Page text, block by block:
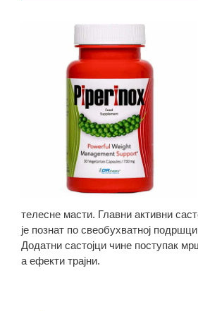
телесне масти. Главни активни
је познат по свеобухватној
Додатни састојци чине поступак
а ефекти трајни.